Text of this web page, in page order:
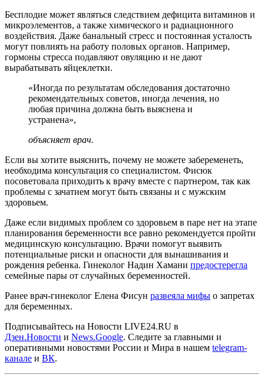
Бесплодие может являться следствием дефицита витаминов и
микроэлементов, а также химического и радиационного
воздействия. Даже банальный стресс и постоянная усталость
могут повлиять на работу половых органов. Например,
гормоны стресса подавляют овуляцию и не дают
вырабатывать яйцеклетки.
«Иногда по результатам обследования достаточно
рекомендательных советов, иногда лечения, но
любая причина должна быть выяснена и
устранена»,
объясняет врач.
Если вы хотите выяснить, почему не можете забеременеть,
необходима консультация со специалистом. Фисюк
посоветовала приходить к врачу вместе с партнером, так как
проблемы с зачатием могут быть связаны и с мужским
здоровьем.
Даже если видимых проблем со здоровьем в паре нет на этапе
планирования беременности все равно рекомендуется пройти
медицинскую консультацию. Врачи помогут выявить
потенциальные риски и опасности для вынашивания и
рождения ребенка. Гинеколог Надин Хамани предостерегла
семейные пары от случайных беременностей.
Ранее врач-гинеколог Елена Фисун развеяла мифы о запретах
для беременных.
Подписывайтесь на Новости LIVE24.RU в
Дзен.Новости и News.Google. Следите за главными и
оперативными новостями России и Мира в нашем telegram-
канале и ВК.